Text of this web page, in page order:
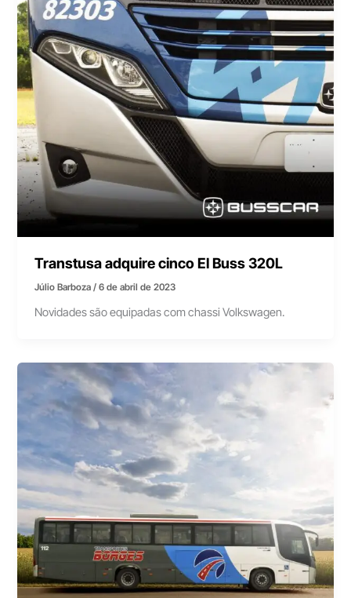
Transtusa adquire cinco El Buss 320L
Júlio Barboza/6 de abril de 2023
Novidades são equipadas com chassi Volkswagen.